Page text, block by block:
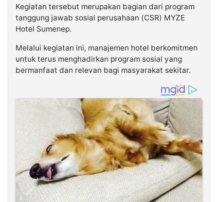
Kegiatan tersebut merupakan bagian dari program
tanggung jawab sosial perusahaan (CSR) MYZE
Hotel Sumenep.
Melalui kegiatan ini, manajemen hotel berkomitmen
untuk terus menghadirkan program sosial yang
bermanfaat dan relevan bagi masyarakat sekitar.